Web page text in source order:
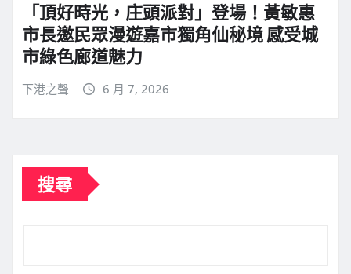
「頂好時光，庄頭派對」登場！黃敏惠
市長邀民眾漫遊嘉市獨角仙秘境 感受城
市綠色廊道魅力
下港之聲 6 月 7, 2026
搜尋